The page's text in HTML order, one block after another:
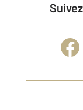
Suivez l’actualité immobilière et